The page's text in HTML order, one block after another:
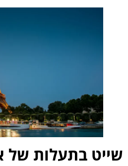
שייט בתעלות